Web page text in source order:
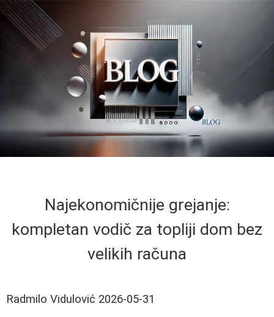
Najekonomičnije grejanje:
kompletan vodič za topliji dom bez
velikih računa
Radmilo Vidulović 2026-05-31